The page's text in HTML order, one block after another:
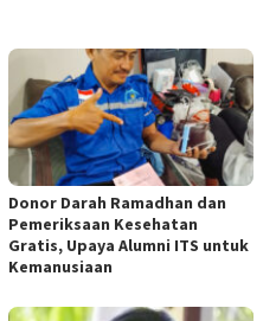
Donor Darah Ramadhan dan
Pemeriksaan Kesehatan
Gratis, Upaya Alumni ITS untuk
Kemanusiaan